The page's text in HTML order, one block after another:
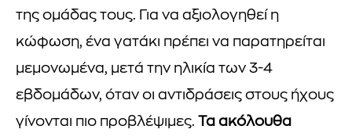
της ομάδας τους. Για να αξιολογηθεί η
κώφωση, ένα γατάκι πρέπει να παρατηρείται
μεμονωμένα, μετά την ηλικία των 3-4
εβδομάδων, όταν οι αντιδράσεις στους ήχους
γίνονται πιο προβλέψιμες. Τα ακόλουθα